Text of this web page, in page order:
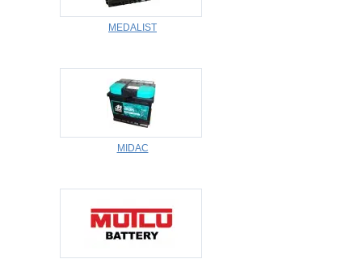
MEDALIST
MIDAC